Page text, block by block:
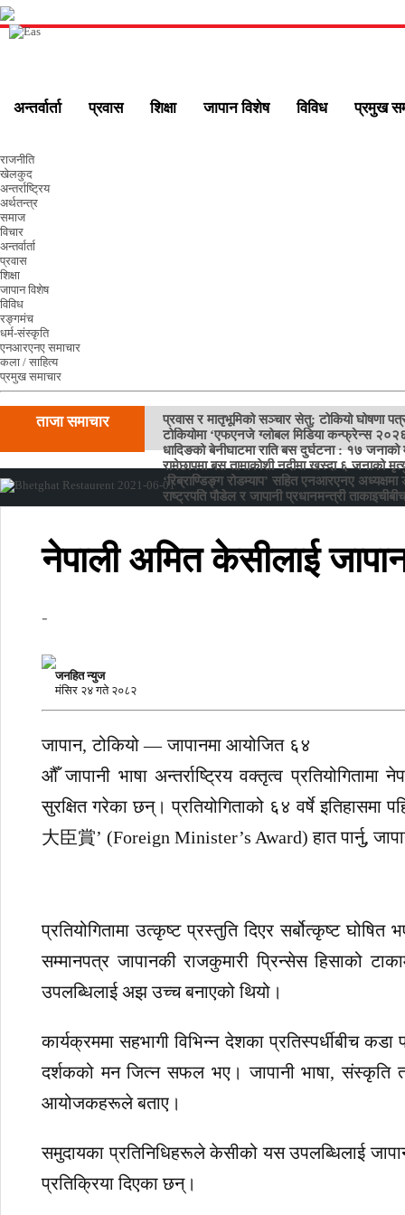
अन्तर्वार्ता प्रवास शिक्षा जापान विशेष विविध प्रमुख
राजनीति
खेलकुद
अन्तर्राष्ट्रिय
अर्थतन्त्र
समाज
विचार
अन्तर्वार्ता
प्रवास
शिक्षा
जापान विशेष
विविध
रङ्गमंच
धर्म-संस्कृति
एनआरएनए समाचार
कला / साहित्य
प्रमुख समाचार
ताजा समाचार
प्रवास र मातृभूमिको सञ्चार सेतु: टोकियो घोषणा
टोकियोमा ‘एफएनजे ग्लोबल मिडिया कन्फ्रेन्स
धादिङको बेनीघाटमा राति बस दुर्घटना : १७
रामेछापमा बस तामाकोशी नदीमा खस्दा ६ जनाको
‘रिब्राण्डिङ्ग रोडम्याप’ सहित एनआरएनए अध्यक्षमा
राष्ट्रपति पौडेल र जापानी प्रधानमन्त्री
नेपाली अमित केसीलाई
-
जनहित न्युज
मंसिर २४ गते २०८२
जापान, टोकियो — जापानमा आयोजित ६४
औँ जापानी भाषा अन्तर्राष्ट्रिय वक्तृत्व
सुरक्षित गरेका छन्। प्रतियोगिताको ६४ वर्षे
大臣賞’ (Foreign Minister’s Award) हात पार्नु,
प्रतियोगितामा उत्कृष्ट प्रस्तुति दिएर सर्बोत्कृष्ट
सम्मानपत्र जापानकी राजकुमारी प्रिन्सेस हिसाको
उपलब्धिलाई अझ उच्च बनाएको थियो।
कार्यक्रममा सहभागी विभिन्न देशका प्रतिस्पर्धीबीच
दर्शकको मन जित्न सफल भए। जापानी भाषा, संस्कृति
आयोजकहरूले बताए।
समुदायका प्रतिनिधिहरूले केसीको यस उपलब्धिलाई
प्रतिक्रिया दिएका छन्।